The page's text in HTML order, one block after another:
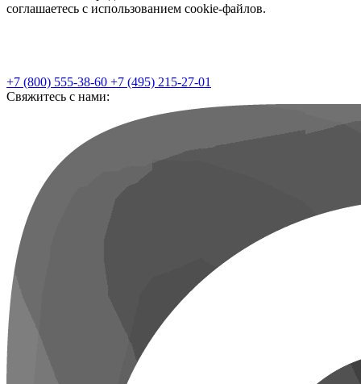
соглашаетесь с использованием cookie-файлов.
+7 (800) 555-38-60 +7 (495) 215-27-01
Свяжитесь с нами: